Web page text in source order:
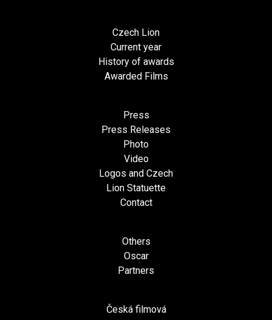
Czech Lion
Current year
History of awards
Awarded Films
Press
Press Releases
Photo
Video
Logos and Czech
Lion Statuette
Contact
Others
Oscar
Partners
Česká filmová